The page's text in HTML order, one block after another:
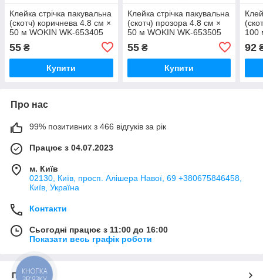
Клейка стрічка пакувальна
(скотч) коричнева 4.8 см ×
50 м WOKIN WK-653405
55 ₴
Купити
Клейка стрічка пакувальна
(скотч) прозора 4.8 см ×
50 м WOKIN WK-653505
55₴
Купити
100
92
Про нас
99% позитивних з 466 відгуків за рік
Працює з 04.07.2023
м. Київ
02130, Київ, просп. Алішера Навої, 69 +380675846458,
Київ, Україна
Контакти
Сьогодні працює з 11:00 до 16:00
Показати весь графік роботи
Про нас
КНОПКА